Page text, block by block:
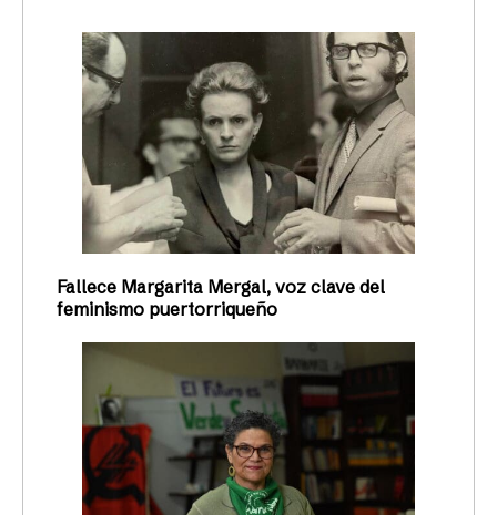
Fallece Margarita Mergal, voz clave del
feminismo puertorriqueño